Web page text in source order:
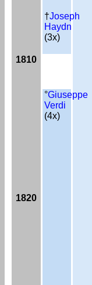
†Joseph
Haydn
(3x)
1810
°Giuseppe
Verdi
(4x)
1820